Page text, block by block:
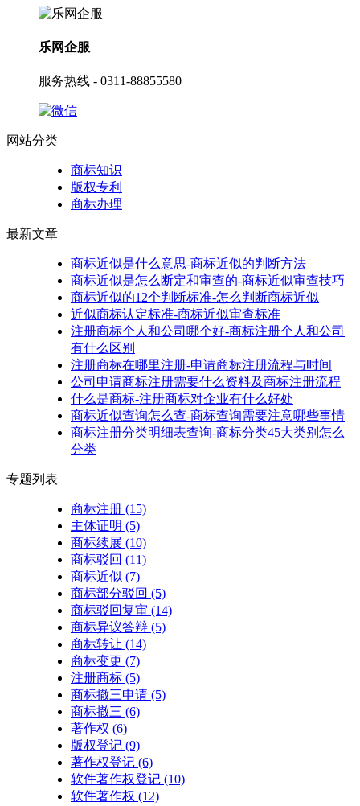
乐网企服
服务热线 - 0311-88855580
网站分类
商标知识
版权专利
商标办理
最新文章
商标近似是什么意思-商标近似的判断方法
商标近似是怎么断定和审查的-商标近似审查技巧
商标近似的12个判断标准-怎么判断商标近似
近似商标认定标准-商标近似审查标准
注册商标个人和公司哪个好-商标注册个人和公司
有什么区别
注册商标在哪里注册-申请商标注册流程与时间
公司申请商标注册需要什么资料及商标注册流程
什么是商标-注册商标对企业有什么好处
商标近似查询怎么查-商标查询需要注意哪些事情
商标注册分类明细表查询-商标分类45大类别怎么
分类
专题列表
商标注册 (15)
主体证明 (5)
商标续展 (10)
商标驳回 (11)
商标近似 (7)
商标部分驳回 (5)
商标驳回复审 (14)
商标异议答辩 (5)
商标转让 (14)
商标变更 (7)
注册商标 (5)
商标撤三申请 (5)
商标撤三 (6)
著作权 (6)
版权登记 (9)
著作权登记 (6)
软件著作权登记 (10)
软件著作权 (12)